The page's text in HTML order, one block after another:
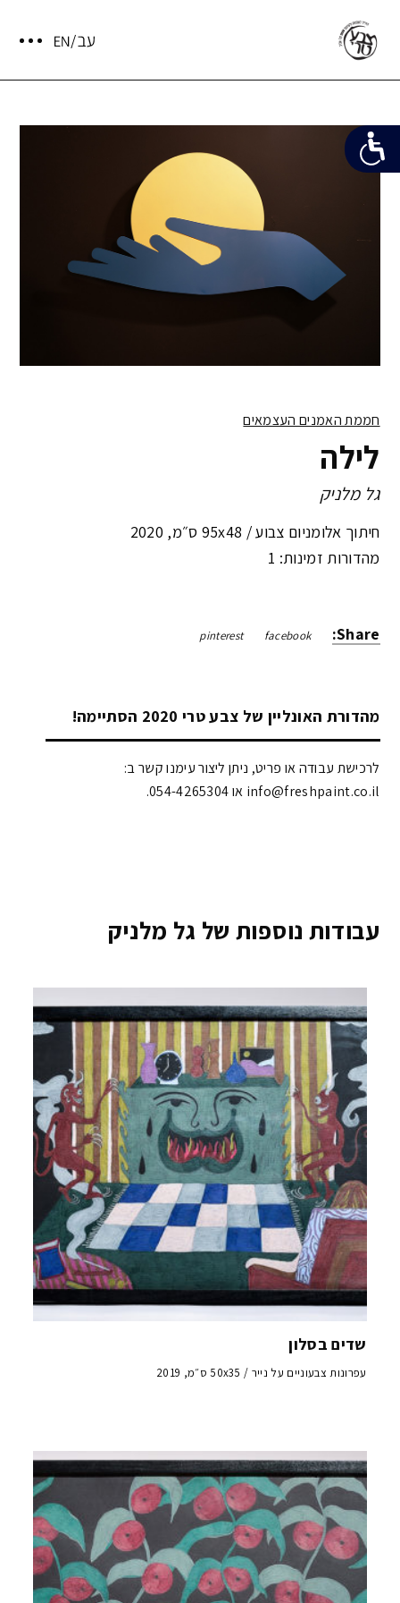
חממת האמנים העצמאים
לילה
גל מלניק
חיתוך אלומניום צבוע / 95x48 ס״מ ,
מהדורות זמינות: 1
Share:
facebook
pinterest
מהדורת האונליין של צבע טרי 2020 הסתיימה!
לרכישת עבודה או פריט, ניתן ליצור עימנו קשר ב:
info@freshpaint.co.il‏ או 054-4265304.
עבודות נוספות של גל מלניק
שדים בסלון
עפרונות צבעוניים על נייר / 50x35 ס״מ, 2019